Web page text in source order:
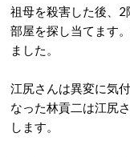
祖母を殺害した後、
部屋を探し当てます
ました。
江尻さんは異変に気
なった林貢二は江尻
します。